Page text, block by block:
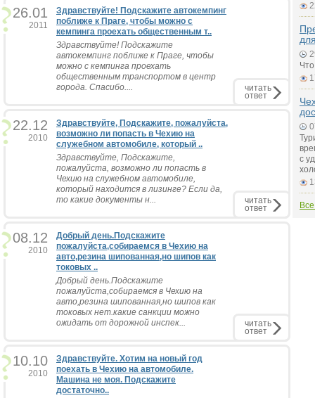
26.01
2011
Здравствуйте! Подскажите автокемпинг
поближе к Праге, чтобы можно с
кемпинга проехать общественным т..
Здравствуйте! Подскажите
автокемпинг поближе к Праге, чтобы
можно с кемпинга проехать
общественным транспортом в центр
города. Спасибо....
читать
ответ
22.12
2010
Здравствуйте, Подскажите, пожалуйста,
возможно ли попасть в Чехию на
служебном автомобиле, который ..
Здравствуйте, Подскажите,
пожалуйста, возможно ли попасть в
Чехию на служебном автомобиле,
который находится в лизинге? Если да,
то какие документы н...
читать
ответ
08.12
2010
Добрый день.Подскажите
пожалуйста,собираемся в Чехию на
авто,резина шипованная,но шипов как
токовых ..
Добрый день.Подскажите
пожалуйста,собираемся в Чехию на
авто,резина шипованная,но шипов как
токовых нет.какие санкции можно
ожидать от дорожной инспек...
читать
ответ
10.10
2010
Здравствуйте. Хотим на новый год
поехать в Чехию на автомобиле.
Машина не моя. Подскажите
достаточно..
с